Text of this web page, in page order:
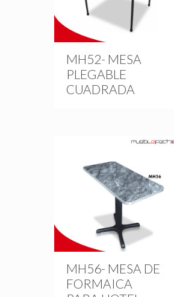
MH52- MESA
PLEGABLE
CUADRADA
MH56- MESA DE
FORMAICA